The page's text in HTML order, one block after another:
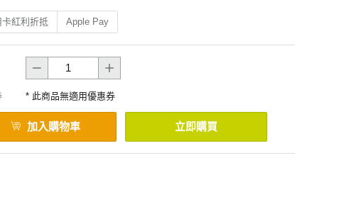
卡紅利折抵 Apple Pay
* 此商品無適用優惠券
加入購物車 立即購買